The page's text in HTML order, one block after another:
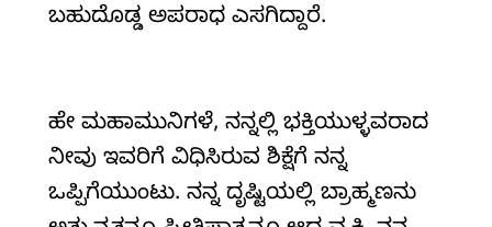
ಬಹುದೊಡ್ಡ ಅಪರಾಧ ಎಸಗಿದ್ದಾರೆ.
ಹೇ ಮಹಾಮುನಿಗಳೆ, ನನ್ನಲ್ಲಿ ಭಕ್ತಿಯುಳ್ಳವರಾದ
ನೀವು ಇವರಿಗೆ ವಿಧಿಸಿರುವ ಶಿಕ್ಷೆಗೆ ನನ್ನ
ಒಪ್ಪಿಗೆಯುಂಟು. ನನ್ನ ದೃಷ್ಟಿಯಲ್ಲಿ ಬ್ರಾಹ್ಮಣನು